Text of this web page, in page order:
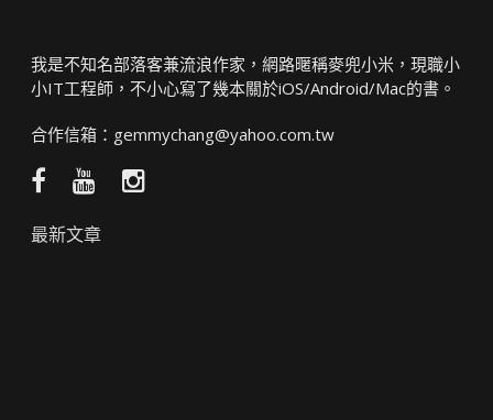
我是不知名部落客兼流浪作家，網路暱稱麥兜小米，現職小
小IT工程師，不小心寫了幾本關於iOS/Android/Mac的書。
合作信箱： gemmychang@yahoo.com.tw
Facebook
團
YouTube
頻
Instagram
最新文章